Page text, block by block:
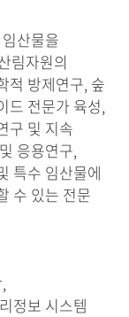
산물을
림자원의
적 방제연구, 숲
드 전문가 육성,
구 및 지속
응용연구,
특수 임산물에
수 있는 전문
정보 시스템